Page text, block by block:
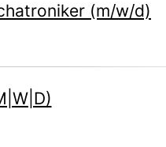
(m/w/d)